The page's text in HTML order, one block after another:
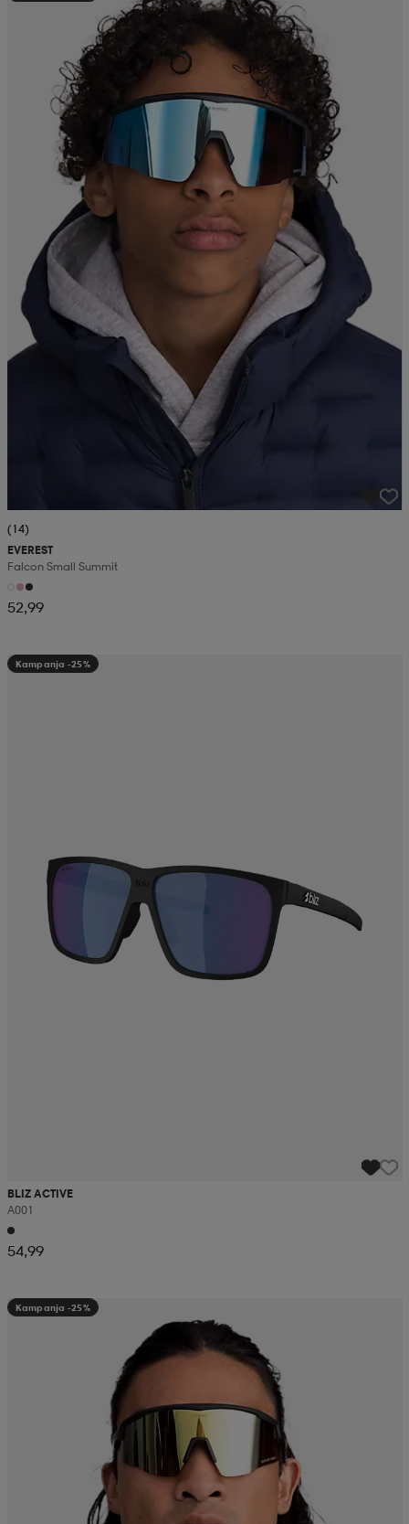
(14)
EVEREST
Falcon Small Summit
52,99
Kampanja -25%
BLIZ ACTIVE
A001
54,99
Kampanja -25%